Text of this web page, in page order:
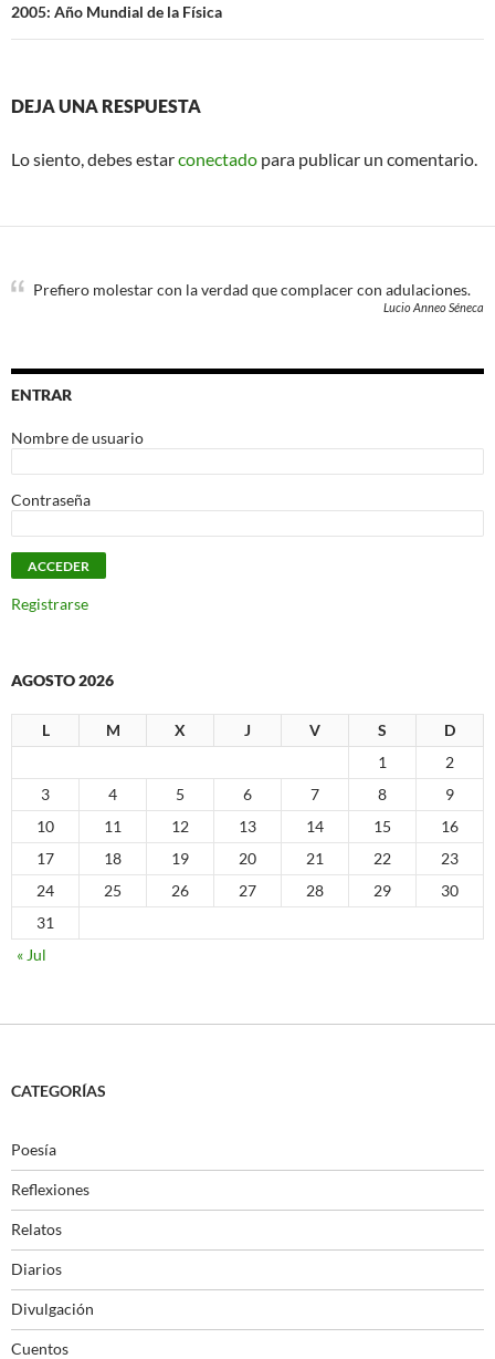
2005: Año Mundial de la Física
DEJA UNA RESPUESTA
Lo siento, debes estarconectado para publicar un comentario.
Prefiero molestar con la verdad que complacer con adulaciones.
Lucio Anneo Séneca
ENTRAR
Nombre de usuario
Contraseña
Registrarse
AGOSTO 2026
L M X J V S
D
1
2
3
4 5 6 7 8
9
10
11 12 13 14 15
16
17
18 19 20 21 22
23
24
25 26 27 28 29
30
31
« Jul
CATEGORÍAS
Poesía
Reflexiones
Relatos
Diarios
Divulgación
Cuentos